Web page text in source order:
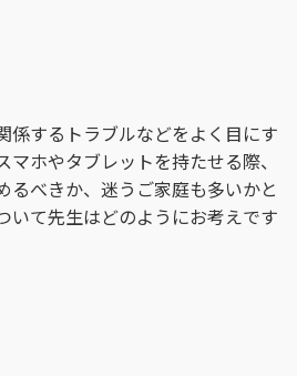
係するトラブルなどをよく目にす
ホやタブレットを持たせる際、
るべきか、迷うご家庭も多いかと
いて先生はどのようにお考えです